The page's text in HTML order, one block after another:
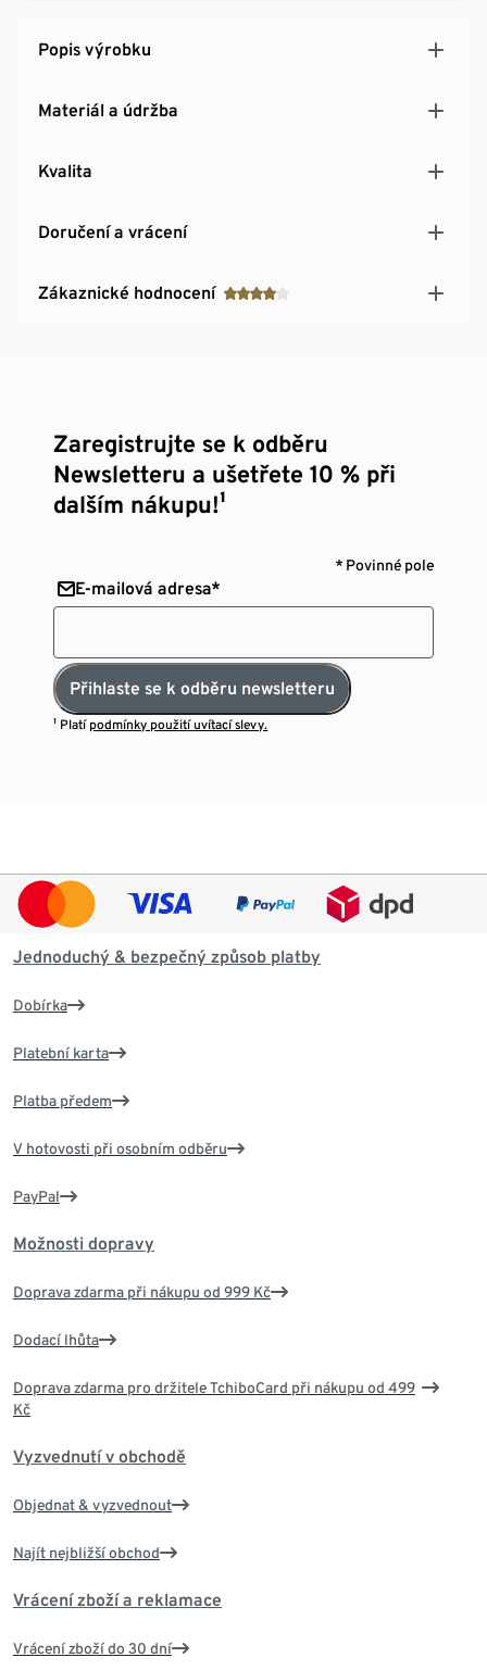
Dlouhá životnost a vysoká odolnost při praní díky
silné síťoviny
Popis výrobku
Materiál a údržba
Kvalita
Doručení a vrácení
Zákaznické hodnocení
Zaregistrujte se k odběru
Newsletteru a ušetřete 10 % při
dalším nákupu!¹
* Povinné pole
E-mailová adresa*
Přihlaste se k odběru newsletteru
¹ Platí podmínky použití uvítací slevy.
Jednoduchý & bezpečný způsob platby
Dobírka
Platební karta
Platba předem
V hotovosti při osobním odběru
PayPal
Možnosti dopravy
Doprava zdarma při nákupu od 999 Kč
Dodací lhůta
Doprava zdarma pro držitele TchiboCard při nákupu od 499
Kč
Vyzvednutí v obchodě
Objednat & vyzvednout
Najít nejbližší obchod
Vrácení zboží a reklamace
Vrácení zboží do 30 dní